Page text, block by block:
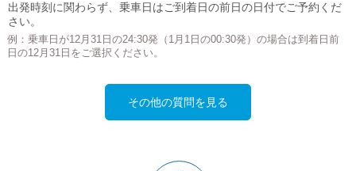
出発時刻に関わらず、乗車日はご到着日の前日の日付でご予約くだ
さい。
例：乗車日が12月31日の24:30発（1月1日の00:30発）の場合は到着日前
日の12月31日をご選択ください。
その他の質問を見る